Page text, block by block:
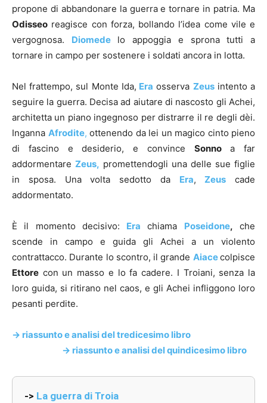
propone di abbandonare la guerra e tornare in patria. Ma
Odisseo reagisce con forza, bollando l’idea come vile e
vergognosa. Diomedelo appoggia e sprona tutti a
tornare in campo per sostenere i soldati ancora in lotta.
Nel frattempo, sul Monte Ida, Era osserva Zeus intento a
seguire la guerra. Decisa ad aiutare di nascosto gli Achei,
architetta un piano ingegnoso per distrarre il re degli dèi.
Inganna Afrodite, ottenendo da lei un magico cinto pieno
di fascino e desiderio, e convince Sonnoa far
addormentare Zeus, promettendogli una delle sue figlie
in sposa. Una volta sedotto da Era,Zeus cade
addormentato.
È il momento decisivo: Era chiama Poseidone, che
scende in campo e guida gli Achei a un violento
contrattacco. Durante lo scontro, il grande Aiacecolpisce
Ettore con un masso e lo fa cadere. I Troiani, senza la
loro guida, si ritirano nel caos, e gli Achei infliggono loro
pesanti perdite.
-> riassunto e analisi del tredicesimo libro
-> riassunto e analisi del quindicesimo libro
-> La guerra di Troia